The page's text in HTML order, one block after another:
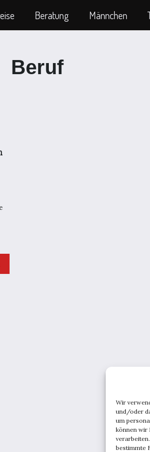
Wir
und/oder
um
können wir
bestimmte
Beratung Männchen
Beruf